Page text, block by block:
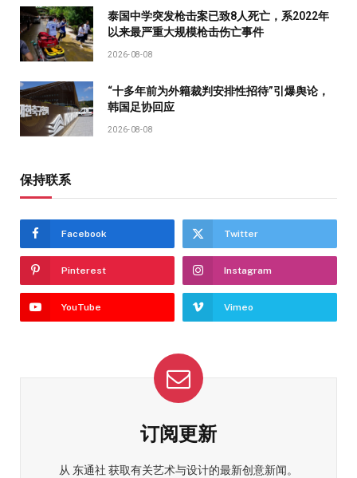
泰国中学突发枪击案已致8人死亡，系2022年
以来最严重大规模枪击伤亡事件
2026-08-08
“十多年前为外籍裁判安排性招待”引爆舆论，
韩国足协回应
2026-08-08
保持联系
Facebook Twitter
Pinterest Instagram
YouTube Vimeo
订阅更新
从 东通社 获取有关艺术与设计的最新创意新闻。